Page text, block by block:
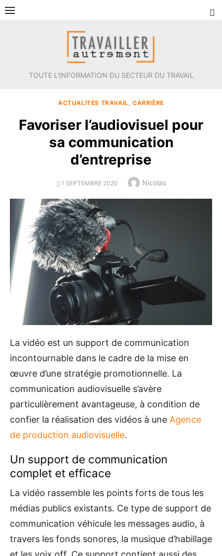
Aller
TOUTE L'INFORMATION DU SECTEUR DU TRAVAIL
ACTUALITÉS TRAVAIL ,CARRIÈRE
Favoriser l’audiovisuel pour
sa communication
d’entreprise
POSTED
1 SEPTEMBRE 2020 Author
Nicolas
La vidéo est un support de communication
incontournable dans le cadre de la mise en
œuvre d’une stratégie promotionnelle. La
communication audiovisuelle s’avère
particulièrement avantageuse, à condition de
confier la réalisation des vidéos à une Agence
de production audiovisuelle.
Un support de communication
complet et efficace
La vidéo rassemble les points forts de tous les
médias publics existants. Ce type de support de
communication véhicule les messages audio, à
travers les fonds sonores, la musique d’habillage